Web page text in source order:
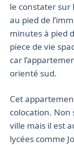
le constater sur
au pied de
minutes à pied
piece de vie
car
orienté sud.
Cet
colocation.
ville mais il est
lycées comme